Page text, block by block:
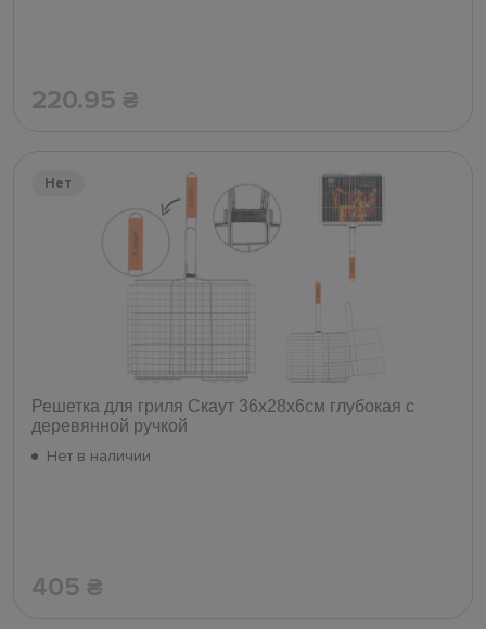
220.95 ₴
Нет
Решетка для гриля Скаут 36х28х6см глубокая с
деревянной ручкой
Нет в наличии
405 ₴